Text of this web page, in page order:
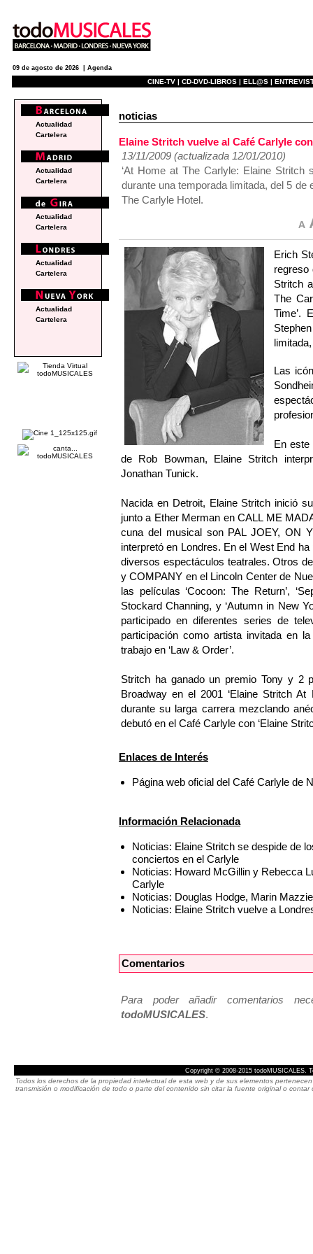
09 de agosto de 2026 | Agenda
CINE-TV | CD-DVD-LIBROS | ELL@S |
noticias
Elaine Stritch vuelve al Café Carlyle
13/11/2009 (actualizada 12/01/2010)
‘At Home at The Carlyle: Elaine Stritch
durante una temporada limitada, del 5 de
The Carlyle Hotel.
Erich
regreso
Stritch
The
Time’.
Las
En este
de Rob Bowman, Elaine Stritch
Jonathan Tunick.
Nacida en Detroit, Elaine Stritch inició
junto a Ether Merman en CALL ME
cuna del musical son PAL JOEY, ON
interpretó en Londres. En el West End
diversos espectáculos teatrales. Otros
y COMPANY en el Lincoln Center de
las películas ‘Cocoon: The Return’,
Stockard Channing, y ‘Autumn in New
participado en diferentes series de
participación como artista invitada en
trabajo en ‘Law & Order’.
Stritch ha ganado un premio Tony y 2
Broadway en el 2001 ‘Elaine Stritch
durante su larga carrera mezclando
debutó en el Café Carlyle con ‘Elaine
Enlaces de Interés
Página web oficial del Café Carlyle de
Información Relacionada
Noticias: Elaine Stritch se despide de
conciertos en el Carlyle
Noticias: Howard McGillin y Rebecca
Carlyle
Noticias: Douglas Hodge, Marin
Noticias: Elaine Stritch vuelve a
Comentarios
Para poder añadir comentarios
todoMUSICALES.
Actualidad
Cartelera
Actualidad
Cartelera
Actualidad
Cartelera
Actualidad
Cartelera
Actualidad
Cartelera
Copyright © 2008-2015 todoMUSICALES.
Todos los derechos de la propiedad intelectual de esta web y de sus elementos
transmisión o modificación de todo o parte del contenido sin citar la fuente original o